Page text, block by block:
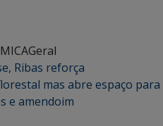
Geral
Ribas reforça
mas abre espaço para
e amendoim